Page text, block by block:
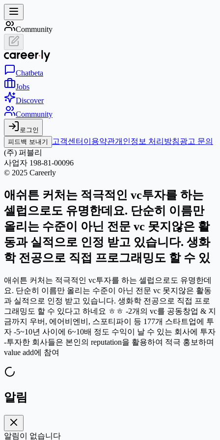
Community
Chatbeta
Jobs
Discover
Community
로그인
피드백 보내기
고객센터 이용약관개인정보 처리방침광고 문의
(주) 퍼블리
사업자 198-81-00096
© 2025 Careerly
애쉬튼 커처는 적극적인 vc투자를 하는
셀럽으로도 유명한데요. 단순히 이름만
올리는 수준이 아닌 전문 vc 못지않은 활
동과 실적으로 인정 받고 있습니다. 생화
학 전공으로 직접 프로그래밍도 할 수 있
애쉬튼 커처는 적극적인 vc투자를 하는 셀럽으로도 유명한데
요. 단순히 이름만 올리는 수준이 아닌 전문 vc 못지않은 활동
과 실적으로 인정 받고 있습니다. 생화학 전공으로 직접 프로
그래밍도 할 수 있다고 하네요 ㅎㅎ -2개의 vc를 공동창업 & 지
금까지 우버, 에어비엔비, 스포티파이 등 177개 스타트업에 투
자 -5~10년 사이에 6~10배 정도 수익이 날 수 있는 회사에 투자
-투자한 회사들은 본인의 reputation을 활용하여 적극 홍보하며
value add에 참여
알림
알림이 없습니다